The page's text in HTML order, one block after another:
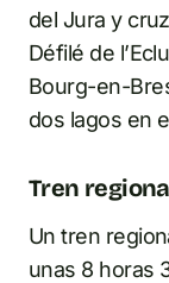
del Jura y
Défilé de
Bourg-en-
dos lagos en
Tren
Un tren
unas 8 horas